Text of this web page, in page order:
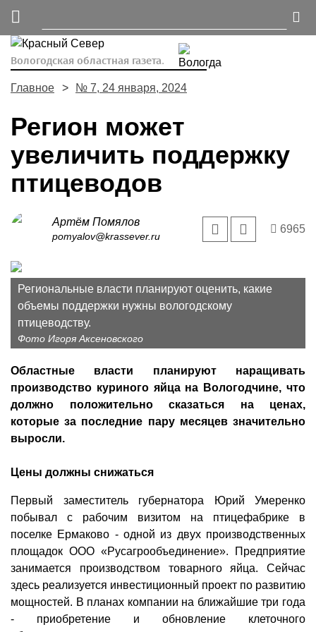
Вологодская областная газета.
Главное № 7, 24 января, 2024
Регион может
увеличить поддержку
птицеводов
Артём Помялов
pomyalov@krassever.ru
6965
Региональные власти планируют оценить, какие
объемы поддержки нужны вологодскому
птицеводству.
Фото Игоря Аксеновского
Областные власти планируют наращивать
производство куриного яйца на Вологодчине, что
должно положительно сказаться на ценах,
которые за последние пару месяцев значительно
выросли.
Цены должны снижаться
Первый заместитель губернатора Юрий Умеренко
побывал с рабочим визитом на птицефабрике в
поселке Ермаково - одной из двух производственных
площадок ООО «Русагрообъединение». Предприятие
занимается производством товарного яйца. Сейчас
здесь реализуется инвестиционный проект по развитию
мощностей. В планах компании на ближайшие три года
- приобретение и обновление клеточного